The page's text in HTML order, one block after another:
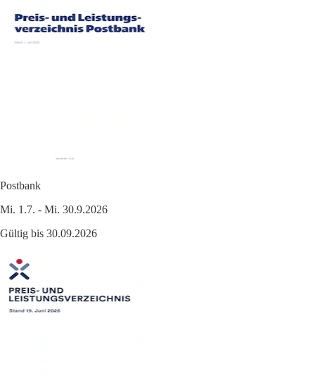
Postbank
Mi. 1.7. - Mi. 30.9.2026
Gültig bis 30.09.2026